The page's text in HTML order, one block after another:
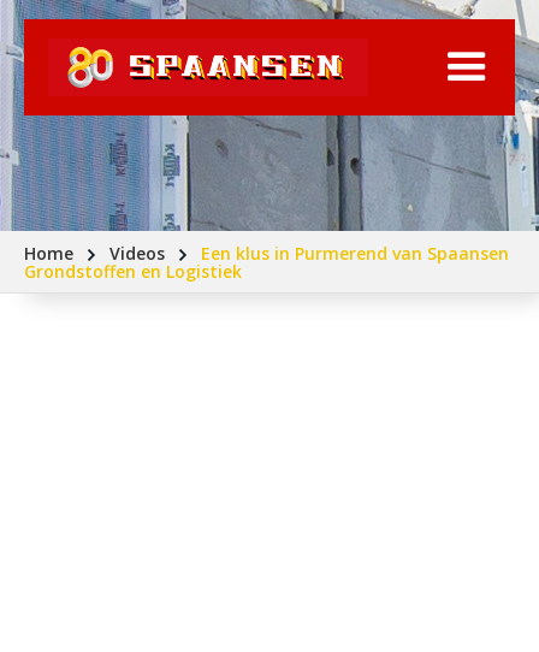
Home Videos Een klus in Purmerend van Spaansen
Grondstoffen en Logistiek